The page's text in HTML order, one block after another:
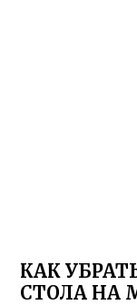
КАК
СТОЛА НА